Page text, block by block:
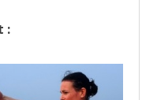
: